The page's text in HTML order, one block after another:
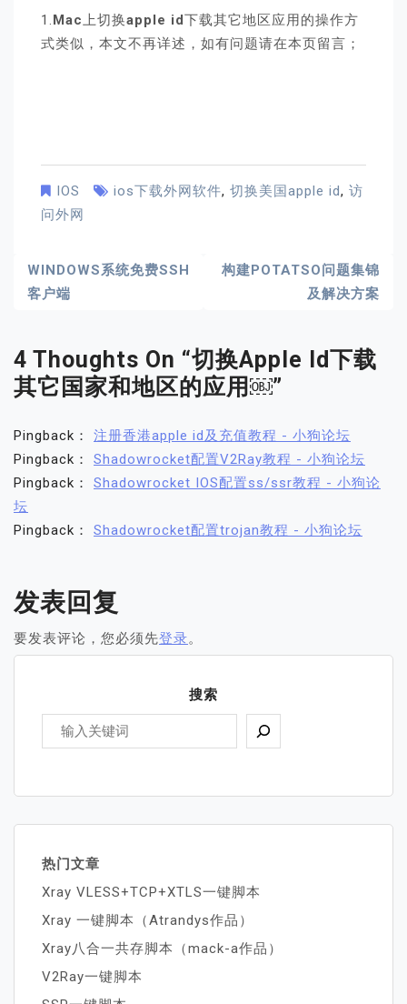
1. Mac 上切换apple id下载其它地区应用的操作方
式类似，本文不再详述，如有问题请在本页留言；
IOS ios下载外网软件, 切换美国apple id, 访
问外网
文
章
航
WINDOWS系统免费SSH
客户端
构建POTATSO问题集锦
及解决方案
4 Thoughts On “切换apple Id下载
其它国家和地区的应用￼”
Pingback： 注册香港apple id及充值教程 - 小狗论坛
Pingback： Shadowrocket配置V2Ray教程 - 小狗论坛
Pingback： Shadowrocket IOS配置ss/ssr教程 - 小狗论
坛
Pingback： Shadowrocket配置trojan教程 - 小狗论坛
发表回复
要发表评论，您必须先登录。
搜索
热门文章
Xray VLESS+TCP+XTLS一键脚本
Xray 一键脚本（Atrandys作品）
Xray八合一共存脚本（mack-a作品）
V2Ray一键脚本